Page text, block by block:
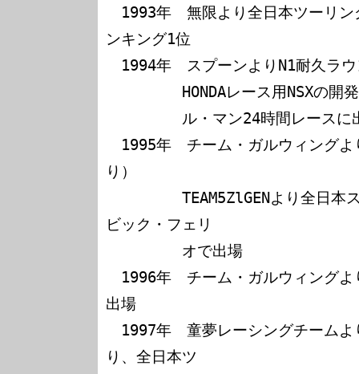
1993年　無限より全日本ツーリン
ンキング1位
1994年　スプーンよりN1耐久ラ
HONDAレース用NSXの開発
ル・マン24時間レースに
1995年　チーム・ガルウィングよ
り）
TEAM5ZlGENより全日本スー
ビック・フェリ
オで出場
1996年　チーム・ガルウィングよ
出場
1997年　童夢レーシングチームよ
り、全日本ツ